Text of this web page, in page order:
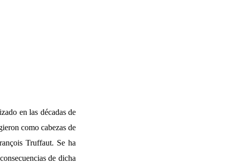
en las décadas de
como cabezas de
Truffaut. Se ha
de dicha